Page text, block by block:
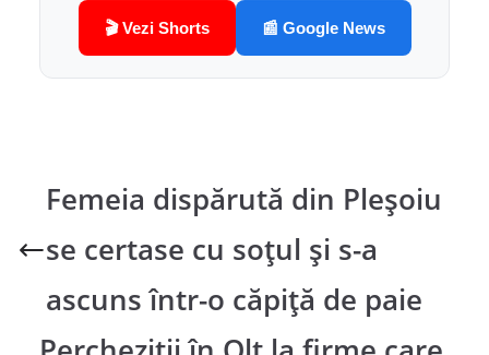
🎬 Vezi Shorts 📰 Google News
Femeia dispărută din Pleșoiu
se certase cu soțul și s-a
ascuns într-o căpiță de paie